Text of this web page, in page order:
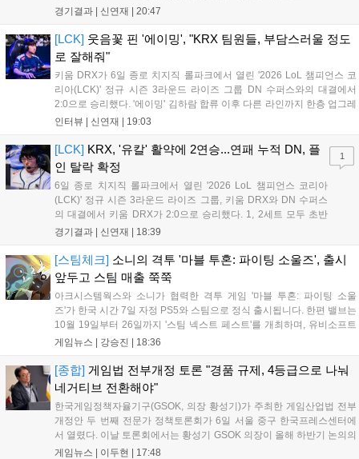
우승을 기점으로 파죽지세의 연승을 이어가던 디플러스 기아를
T1은 첫 드래곤을 두드렸...
경기결과 | 신연재 | 20:47
[LCK] 웃음꽃 핀 '에이밍', "KRX 팀원들, 부담스러울 정도
로 잘해줘"
키움 DRX가 6일 종로 치지직 롤파크에서 열린 '2026 LoL 챔피언스 코
리아(LCK)' 정규 시즌 3라운드 라이즈 그룹 DN 수퍼스와의 대결에서
2:0으로 승리했다. '에이밍' 김하람 합류 이후 다른 라인까지 한층 업그레
이드 된 경기력을 보여주며 기분 좋은 2연승을 달렸다. 경기 종료 후 기
인터뷰 | 신연재 | 19:03
[LCK] KRX, '유칼' 활약에 2연승...연패 누적 DN, 플
인 탈락 확정
6일 종로 치지직 롤파크에서 열린 '2026 LoL 챔피언스 코리아
(LCK)' 정규 시즌 3라운드 라이즈 그룹, 키움 DRX와 DN 수퍼스
의 대결에서 키움 DRX가 2:0으로 승리했다. 1, 2세트 모두 초반
부터 앞서나갔고, 별다른 위기 없이 승리를 꿰찼다. DN 수퍼스는
의 출발이 매우 좋...
경기결과 | 신연재 | 18:39
1
[스팀체크] 소니의 격투 '마블 투혼: 파이팅 소울즈', 출시
앞두고 스팀 매출 쭉쭉
아크시스템웍스와 소니가 협력한 격투 게임 '마블 투혼: 파이팅 소울
즈'가 한국 시간 7일 자정 PS5와 스팀으로 정식 출시됩니다. 한편 밸브는
10월 19일부터 26일까지 '스팀 넥스트 페스트'를 개최하며, 유비소프트
의 '더 디비전 리서전스'가 스팀에 출시되었고, 농장 시뮬레이션 '돌록 타
각기 다른 장르에서 이용자들의 기대를 모으고 있습니다....
게임뉴스 | 강승진 | 18:36
[종합] 게임법 전부개정 토론 "경품 규제, 4등급으로 나눠
네거티브 전환해야"
한국게임정책자율기구(GSOK, 의장 황성기)가 주최한 게임산업법 전부
개정안 두 번째 전문가 정책토론회가 6일 서울 중구 한국프레스센터에
서 열렸다. 이날 토론회에서는 황성기 GSOK 의장이 올해 하반기 논의의
주요 쟁점과 성과를 짚은 데 이어, 박종현 한양대 법학전문대학원 교수
게임뉴스 | 이두현 | 17:48